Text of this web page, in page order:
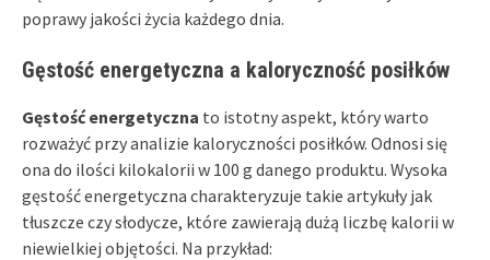
poprawy jakości życia każdego dnia.
Gęstość energetyczna a kaloryczność posiłków
Gęstość energetyczna to istotny aspekt, który warto
rozważyć przy analizie kaloryczności posiłków. Odnosi się
ona do ilości kilokalorii w 100 g danego produktu. Wysoka
gęstość energetyczna charakteryzuje takie artykuły jak
tłuszcze czy słodycze, które zawierają dużą liczbę kalorii w
niewielkiej objętości. Na przykład: